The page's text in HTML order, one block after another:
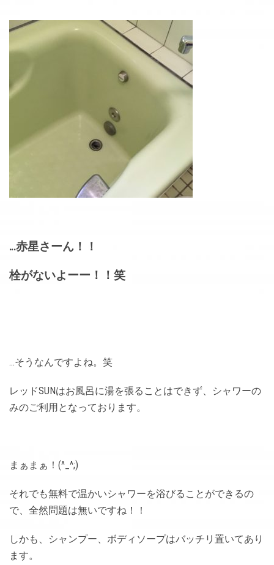
…赤星さーん！！
栓がないよーー！！笑
…そうなんですよね。笑
レッドSUNはお風呂に湯を張ることはできず、シャワーの
みのご利用となっております。
まぁまぁ！(^_^;)
それでも無料で温かいシャワーを浴びることができるの
で、全然問題は無いですね！！
しかも、シャンプー、ボディソープはバッチリ置いてあり
ます。